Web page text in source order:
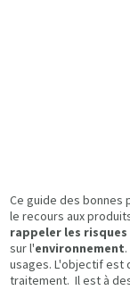
Ce guide des
le recours aux
rappeler les risques
sur l'environnement
usages. L'objectif est
traitement. Il est à